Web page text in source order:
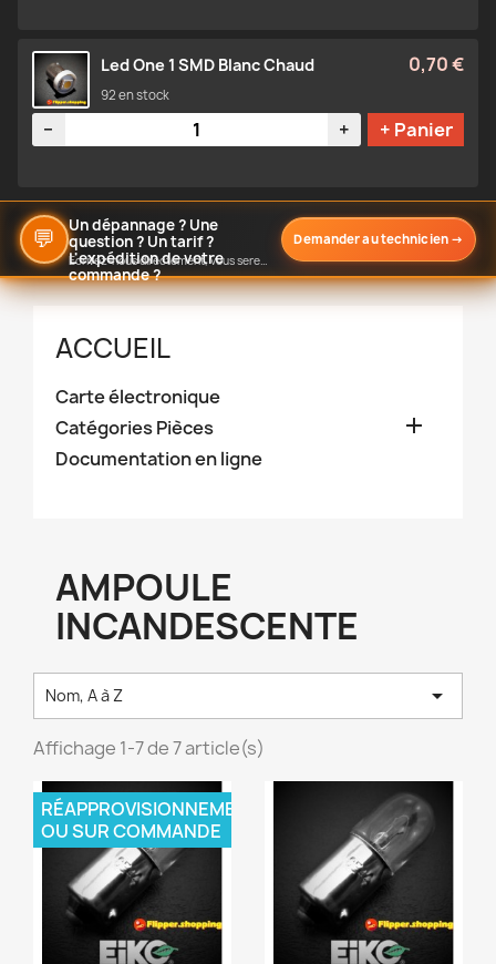
Led One 1 SMD Blanc Chaud 0,70 €
92 en stock
− + + Panier
💬
Un dépannage ? Une
question ? Un tarif ?
L'expédition de votre
commande ?
Écrivez-nous directement, vous serez notifié de notre réponse
Demander au technicien →
ACCUEIL
Carte électronique
Catégories Pièces

Documentation en ligne
AMPOULE
INCANDESCENTE
Nom, A à Z 
Affichage 1-7 de 7 article(s)
RÉAPPROVISIONNEMENT
OU SUR COMMANDE